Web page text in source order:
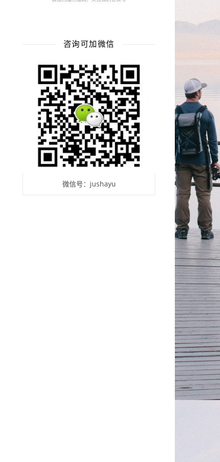
咨询可加微信
微信号：jushayu